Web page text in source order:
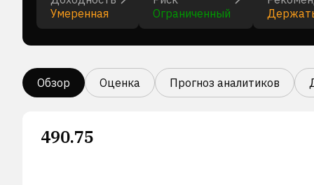
Умеренная
Ограниченный
Обзор Оценка Прогноз аналитиков
490.75